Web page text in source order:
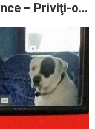
– Priviţi-o